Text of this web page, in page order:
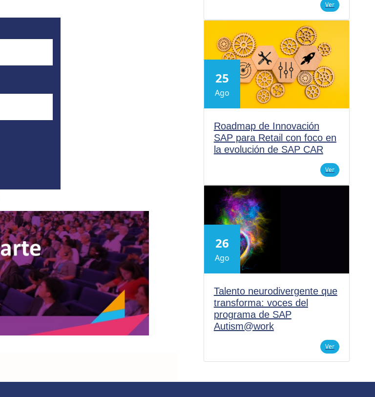
Ver
25
Ago
Roadmap de Innovación
SAP para Retail con foco en
la evolución de SAP CAR
Ver
26
Ago
Talento neurodivergente que
transforma: voces del
programa de SAP
Autism@work
Ver